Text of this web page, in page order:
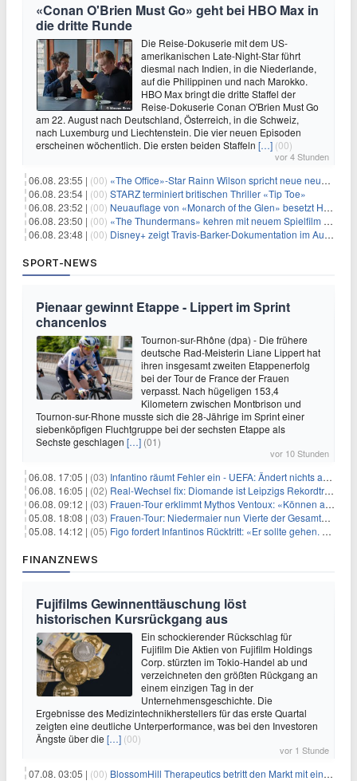
«Conan O'Brien Must Go» geht bei HBO Max in
die dritte Runde
Die Reise-Dokuserie mit dem US-
amerikanischen Late-Night-Star führt
diesmal nach Indien, in die Niederlande,
auf die Philippinen und nach Marokko.
HBO Max bringt die dritte Staffel der
Reise-Dokuserie Conan O'Brien Must Go
am 22. August nach Deutschland, Österreich, in die Schweiz,
nach Luxemburg und Liechtenstein. Die vier neuen Episoden
erscheinen wöchentlich. Die ersten beiden Staffeln […] (00)
vor 4 Stunden
06.08. 23:55 | (00) «The Office»-Star Rainn Wilson spricht neue neuseeländische Serie «Settling»
06.08. 23:54 | (00) STARZ terminiert britischen Thriller «Tip Toe»
06.08. 23:52 | (00) Neuauflage von «Monarch of the Glen» besetzt Hauptrollen
06.08. 23:50 | (00) «The Thundermans» kehren mit neuem Spielfilm zurück
06.08. 23:48 | (00) Disney+ zeigt Travis-Barker-Dokumentation im August
SPORT-NEWS
Pienaar gewinnt Etappe - Lippert im Sprint
chancenlos
Tournon-sur-Rhône (dpa) - Die frühere
deutsche Rad-Meisterin Liane Lippert hat
ihren insgesamt zweiten Etappenerfolg
bei der Tour de France der Frauen
verpasst. Nach hügeligen 153,4
Kilometern zwischen Montbrison und
Tournon-sur-Rhone musste sich die 28-Jährige im Sprint einer
siebenköpfigen Fluchtgruppe bei der sechsten Etappe als
Sechste geschlagen […] (01)
vor 10 Stunden
06.08. 17:05 | (03) Infantino räumt Fehler ein - UEFA: Ändert nichts an Boykott
06.08. 16:05 | (02) Real-Wechsel fix: Diomande ist Leipzigs Rekordtransfer
06.08. 09:12 | (03) Frauen-Tour erklimmt Mythos Ventoux: «Können alles schaffen»
05.08. 18:08 | (03) Frauen-Tour: Niedermaier nun Vierte der Gesamtwertung
05.08. 14:12 | (05) Figo fordert Infantinos Rücktritt: «Er sollte gehen. Jetzt»
FINANZNEWS
Fujifilms Gewinnenttäuschung löst
historischen Kursrückgang aus
Ein schockierender Rückschlag für
Fujifilm Die Aktien von Fujifilm Holdings
Corp. stürzten im Tokio-Handel ab und
verzeichneten den größten Rückgang an
einem einzigen Tag in der
Unternehmensgeschichte. Die
Ergebnisse des Medizintechnikherstellers für das erste Quartal
zeigten eine deutliche Unterperformance, was bei den Investoren
Ängste über die […] (00)
vor 1 Stunde
07.08. 03:05 | (00) BlossomHill Therapeutics betritt den Markt mit einem IPO-Boost von 150 Millionen Dollar